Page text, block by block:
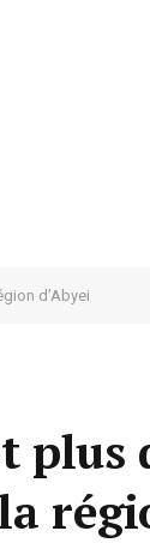
d’Abyei